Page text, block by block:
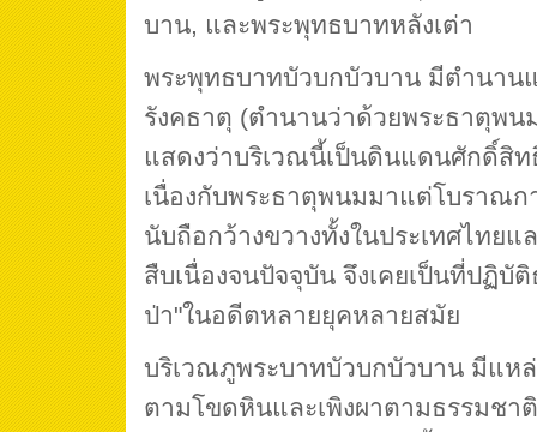
บาน, และพระพุทธบาทหลังเต่า
พระพุทธบาทบัวบกบัวบาน มีตำนาน
รังคธาตุ (ตำนานว่าด้วยพระธาตุพ
แสดงว่าบริเวณนี้เป็นดินแดนศักดิ์สิ
เนื่องกับพระธาตุพนมมาแต่โบราณก
นับถือกว้างขวางทั้งในประเทศไทย
สืบเนื่องจนปัจจุบัน จึงเคยเป็นที่ปฏิบั
ป่า"ในอดีตหลายยุคหลายสมัย
บริเวณภูพระบาทบัวบกบัวบาน มีแห
ตามโขดหินและเพิงผาตามธรรมชา